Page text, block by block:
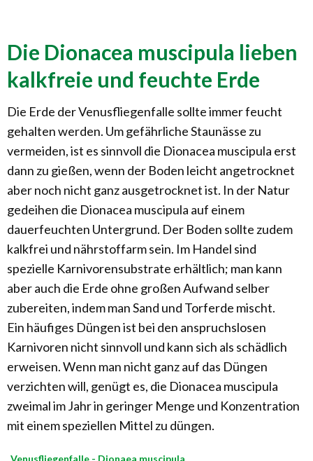
Die Dionacea muscipula lieben
kalkfreie und feuchte Erde
Die Erde der Venusfliegenfalle sollte immer feucht
gehalten werden. Um gefährliche Staunässe zu
vermeiden, ist es sinnvoll die Dionacea muscipula erst
dann zu gießen, wenn der Boden leicht angetrocknet
aber noch nicht ganz ausgetrocknet ist. In der Natur
gedeihen die Dionacea muscipula auf einem
dauerfeuchten Untergrund. Der Boden sollte zudem
kalkfrei und nährstoffarm sein. Im Handel sind
spezielle Karnivorensubstrate erhältlich; man kann
aber auch die Erde ohne großen Aufwand selber
zubereiten, indem man Sand und Torferde mischt.
Ein häufiges Düngen ist bei den anspruchslosen
Karnivoren nicht sinnvoll und kann sich als schädlich
erweisen. Wenn man nicht ganz auf das Düngen
verzichten will, genügt es, die Dionacea muscipula
zweimal im Jahr in geringer Menge und Konzentration
mit einem speziellen Mittel zu düngen.